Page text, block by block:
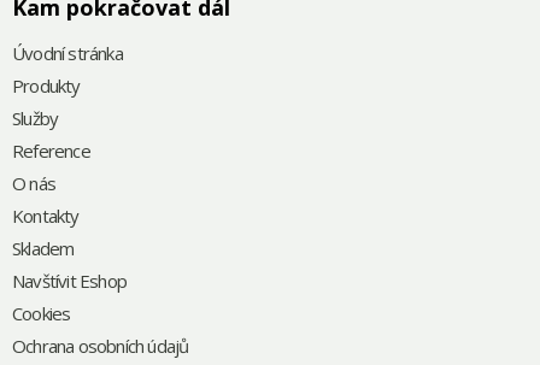
Kam pokračovat dál
Úvodní stránka
Produkty
Služby
Reference
O nás
Kontakty
Skladem
Navštívit Eshop
Cookies
Ochrana osobních údajů